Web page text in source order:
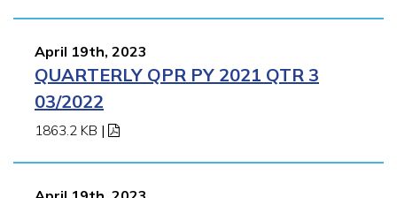
April 19th, 2023
QUARTERLY QPR PY 2021 QTR 3
03/2022
1863.2 KB |